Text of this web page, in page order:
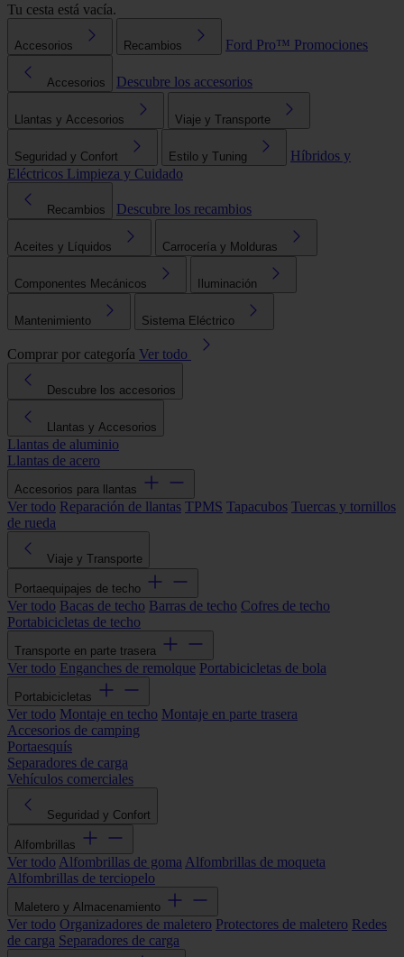
Tu cesta está vacía.
Accesorios Recambios Ford Pro™ Promociones
Accesorios Descubre los accesorios
Llantas y Accesorios Viaje y Transporte
Seguridad y Confort Estilo y Tuning
Híbridos y
Eléctricos Limpieza y Cuidado
Recambios Descubre los recambios
Aceites y Líquidos Carrocería y Molduras
Componentes Mecánicos Iluminación
Mantenimiento Sistema Eléctrico
Comprar por categoría Ver todo
Descubre los accesorios
Llantas y Accesorios
Llantas de aluminio
Llantas de acero
Accesorios para llantas
Ver todo Reparación de llantas TPMS Tapacubos Tuercas y tornillos
de rueda
Viaje y Transporte
Portaequipajes de techo
Ver todo Bacas de techo Barras de techo Cofres de techo
Portabicicletas de techo
Transporte en parte trasera
Ver todo Enganches de remolque Portabicicletas de bola
Portabicicletas
Ver todo Montaje en techo Montaje en parte trasera
Accesorios de camping
Portaesquís
Separadores de carga
Vehículos comerciales
Seguridad y Confort
Alfombrillas
Ver todo Alfombrillas de goma Alfombrillas de moqueta
Alfombrillas de terciopelo
Maletero y Almacenamiento
Ver todo Organizadores de maletero Protectores de maletero Redes
de carga Separadores de carga